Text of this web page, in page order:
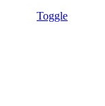
Toggle